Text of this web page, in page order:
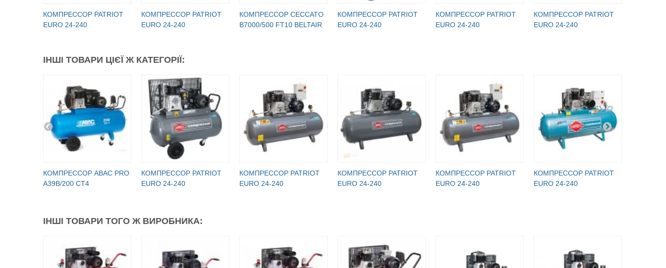
КОМПРЕССОР PATRIOT
EURO 24-240
КОМПРЕССОР PATRIOT
EURO 24-240
КОМПРЕССОР CECCATO
B7000/500 FT10 BELTAIR
КОМПРЕССОР PATRIOT
EURO 24-240
КОМПРЕССОР PATRIOT
EURO 24-240
КОМПРЕССОР PATRIOT
EURO 24-240
ІНШІ ТОВАРИ ЦІЄЇ Ж КАТЕГОРІЇ:
КОМПРЕССОР ABAC PRO
A39B/200 CT4
КОМПРЕССОР PATRIOT
EURO 24-240
КОМПРЕССОР PATRIOT
EURO 24-240
КОМПРЕССОР PATRIOT
EURO 24-240
КОМПРЕССОР PATRIOT
EURO 24-240
КОМПРЕССОР PATRIOT
EURO 24-240
ІНШІ ТОВАРИ ТОГО Ж ВИРОБНИКА: